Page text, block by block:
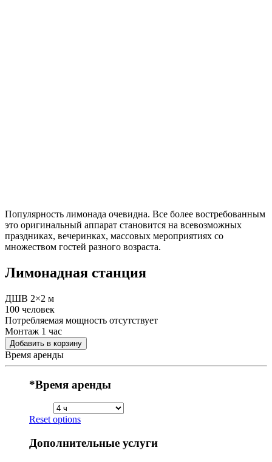
Популярность лимонада очевидна. Все более востребованным
это оригинальный аппарат становится на всевозможных
праздниках, вечеринках, массовых мероприятиях со
множеством гостей разного возраста.
Лимонадная станция
ДШВ 2×2 м
100 человек
Потребляемая мощность отсутствует
Монтаж 1 час
Добавить в корзину
Время аренды
*Время аренды
Reset options
Дополнительные услуги